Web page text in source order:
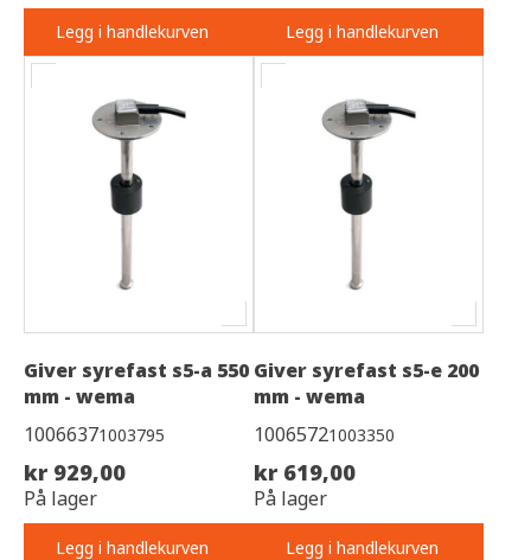
Legg i handlekurven Legg i handlekurven
Giver syrefast s5-a 550
mm - wema
10066371003795
kr 929,00
På lager
Legg i handlekurven
Giver syrefast s5-e 200
mm - wema
10065721003350
kr 619,00
På lager
Legg i handlekurven